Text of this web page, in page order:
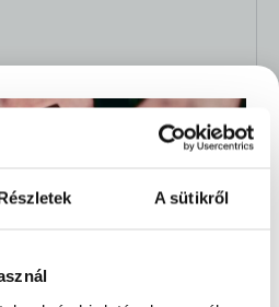
A sütikről